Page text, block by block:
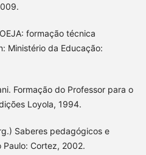
formação técnica
Ministério da Educação:
Formação do Professor para o
Loyola, 1994.
Saberes pedagógicos e
Cortez, 2002.